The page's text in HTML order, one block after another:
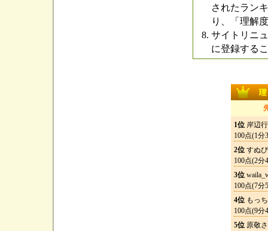
されたラン
り、「理解
サイトリニ
に登録する
1位 岸辺
100点(1分
2位 すぬ
100点(2分
3位
100点(7分
4位 もっ
100点(9分
5位 原敬